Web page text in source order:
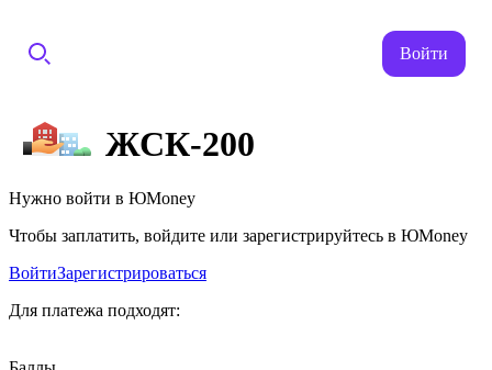
Войти
ЖСК-200
Нужно войти в ЮMoney
Чтобы заплатить, войдите или зарегистрируйтесь в ЮMoney
ВойтиЗарегистрироваться
Для платежа подходят: